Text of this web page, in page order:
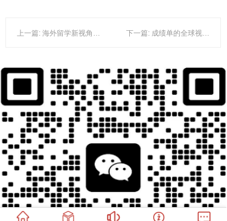
上一篇: 海外留学新视角：韩国朝鲜大学的教育特色与未来趋势 下一篇: 成绩单的全球视角：韩国留学与国外大学证书的深度解析